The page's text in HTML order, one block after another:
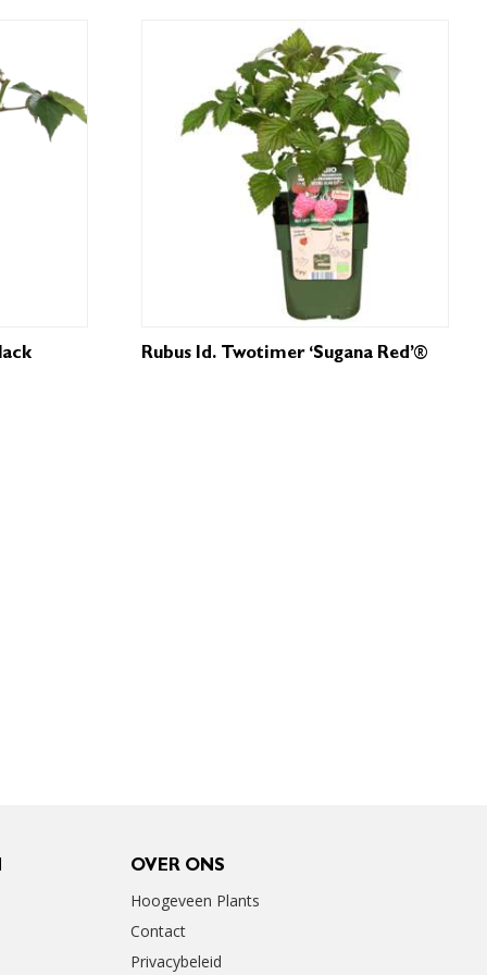
Rubus Id. Twotimer ‘Sugana Red’®
OVER ONS
Hoogeveen Plants
Contact
Privacybeleid